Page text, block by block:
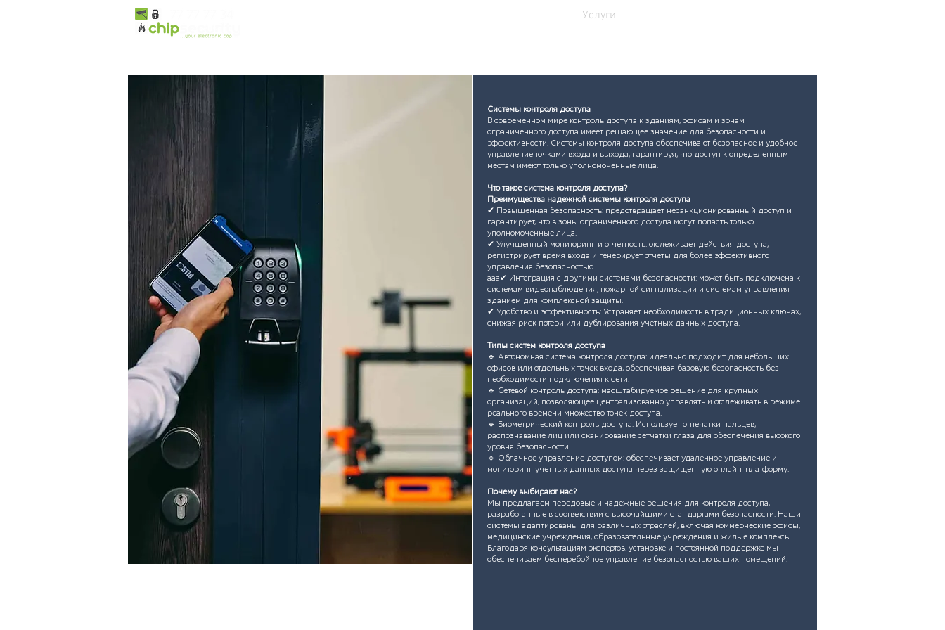
Услуги
Системы контроля доступа
В современном мире контроль доступа к зданиям, офисам и зонам
ограниченного доступа имеет решающее значение для безопасности и
эффективности. Системы контроля доступа обеспечивают безопасное и удобное
управление точками входа и выхода, гарантируя, что доступ к определенным
местам имеют только уполномоченные лица.
Что такое система контроля доступа?
Преимущества надежной системы контроля доступа
✔ Повышенная безопасность: предотвращает несанкционированный доступ и
гарантирует, что в зоны ограниченного доступа могут попасть только
уполномоченные лица.
✔ Улучшенный мониторинг и отчетность: отслеживает действия доступа,
регистрирует время входа и генерирует отчеты для более эффективного
управления безопасностью.
aaa✔ Интеграция с другими системами безопасности: может быть подключена к
системам видеонаблюдения, пожарной сигнализации и системам управления
зданием для комплексной защиты.
✔ Удобство и эффективность: Устраняет необходимость в традиционных ключах,
снижая риск потери или дублирования учетных данных доступа.
Типы систем контроля доступа
🔹 Автономная система контроля доступа: идеально подходит для небольших
офисов или отдельных точек входа, обеспечивая базовую безопасность без
необходимости подключения к сети.
🔹 Сетевой контроль доступа: масштабируемое решение для крупных
организаций, позволяющее централизованно управлять и отслеживать в режиме
реального времени множество точек доступа.
🔹 Биометрический контроль доступа: Использует отпечатки пальцев,
распознавание лиц или сканирование сетчатки глаза для обеспечения высокого
уровня безопасности.
🔹 Облачное управление доступом: обеспечивает удаленное управление и
мониторинг учетных данных доступа через защищенную онлайн-платформу.
Почему выбирают нас?
Мы предлагаем передовые и надежные решения для контроля доступа,
разработанные в соответствии с высочайшими стандартами безопасности. Наши
системы адаптированы для различных отраслей, включая коммерческие офисы,
медицинские учреждения, образовательные учреждения и жилые комплексы.
Благодаря консультациям экспертов, установке и постоянной поддержке мы
обеспечиваем бесперебойное управление безопасностью ваших помещений.